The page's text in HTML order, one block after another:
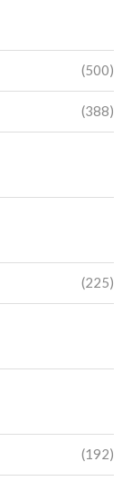
(500)
(388)
(225)
(192)